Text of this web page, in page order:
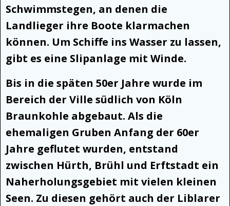
Schwimmstegen, an denen die
Landlieger ihre Boote klarmachen
können. Um Schiffe ins Wasser zu lassen,
gibt es eine Slipanlage mit Winde.
Bis in die späten 50er Jahre wurde im
Bereich der Ville südlich von Köln
Braunkohle abgebaut. Als die
ehemaligen Gruben Anfang der 60er
Jahre geflutet wurden, entstand
zwischen Hürth, Brühl und Erftstadt ein
Naherholungsgebiet mit vielen kleinen
Seen. Zu diesen gehört auch der Liblarer